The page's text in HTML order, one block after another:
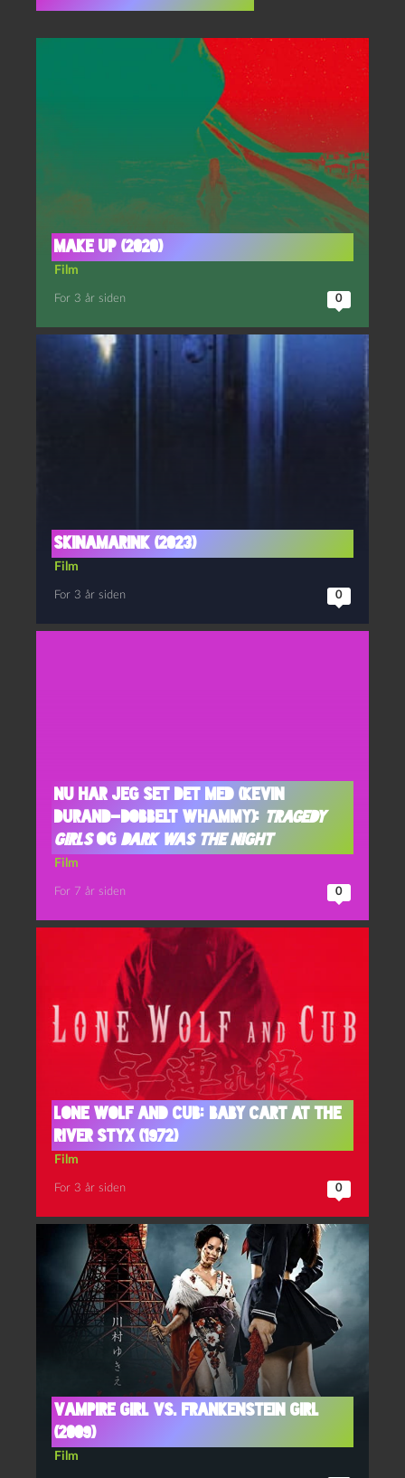
Make up (2020)
Film
For 3 år siden 0
Skinamarink (2023)
Film
For 3 år siden 0
Nu har jeg set det med (Kevin
Durand-dobbelt whammy): Tragedy
girlsog Dark was the night
Film
For 7 år siden 0
Lone wolf and cub: Baby cart at the
river Styx (1972)
Film
For 3 år siden 0
Vampire Girl vs. Frankenstein Girl
(2009)
Film